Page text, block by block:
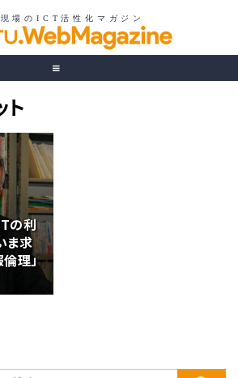
ト
の利
ま求
理」